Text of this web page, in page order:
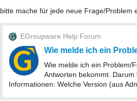
bitte mache für jede neue Frage/Problem
EGroupware Help Forum
Wie melde ich ein
Wie melde ich ein Problem/
Antworten bekommt.
Informationen: Welche Version (aus